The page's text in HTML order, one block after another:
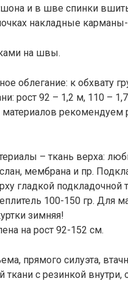
и в шве спинки
накладные карманы-
на швы.
облегание: к обхвату
рост 92 – 1,2 м, 110 –
материалов
– ткань верха:
мембрана и пр.
гладкой
100-150 гр. Для
зимняя!
на рост 92-152 см.
прямого силуэта,
ткани с резинкой